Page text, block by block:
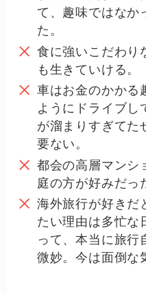
て、趣味ではなか
た。
食に強いこだわり
も生きていける。
車はお金のかかる
ようにドライブし
が溜まりすぎてた
要ない。
都会の高層マンシ
庭の方が好みだっ
海外旅行が好きだ
たい理由は多忙な
って、本当に旅行
微妙。今は面倒な